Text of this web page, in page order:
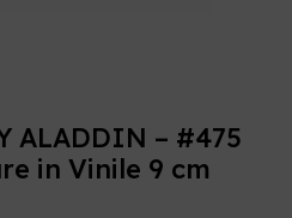
ALADDIN – #475
in Vinile 9 cm